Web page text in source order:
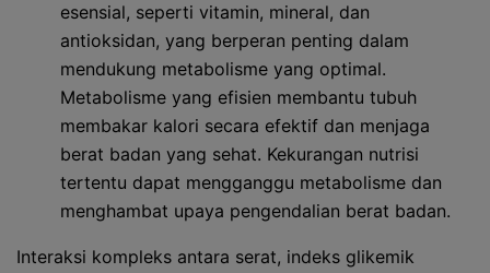
esensial, seperti vitamin, mineral, dan
antioksidan, yang berperan penting dalam
mendukung metabolisme yang optimal.
Metabolisme yang efisien membantu tubuh
membakar kalori secara efektif dan menjaga
berat badan yang sehat. Kekurangan nutrisi
tertentu dapat mengganggu metabolisme dan
menghambat upaya pengendalian berat badan.
Interaksi kompleks antara serat, indeks glikemik